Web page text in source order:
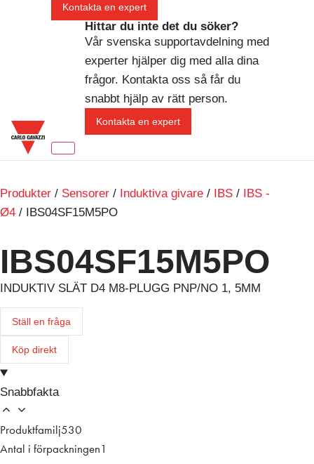
Kontakta en expert
Hittar du inte det du söker?
Vår svenska supportavdelning med
experter hjälper dig med alla dina
frågor. Kontakta oss så får du
snabbt hjälp av rätt person.
Kontakta en expert
Produkter / Sensorer / Induktiva givare / IBS / IBS -
Ø4 / IBS04SF15M5PO
IBS04SF15M5PO
INDUKTIV SLÄT D4 M8-PLUGG PNP/NO 1, 5MM
Ställ en fråga
Köp direkt
Snabbfakta
Produktfamilj530
Antal i förpackningen 1